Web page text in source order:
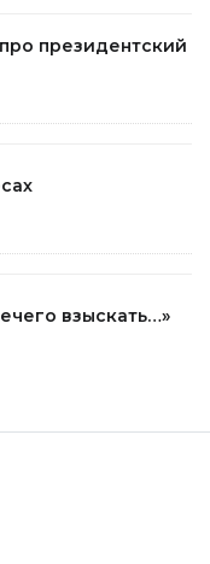
президентский
взыскать…»